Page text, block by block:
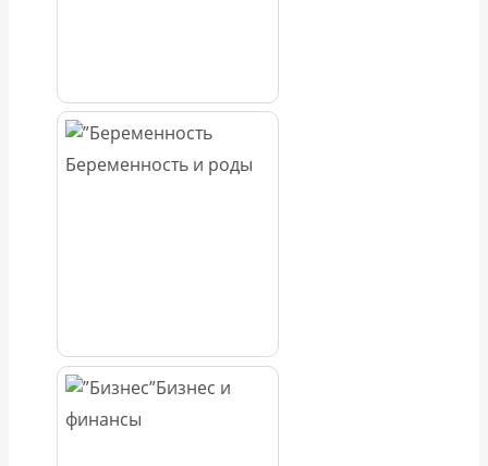
Беременность и роды
Бизнес и
финансы